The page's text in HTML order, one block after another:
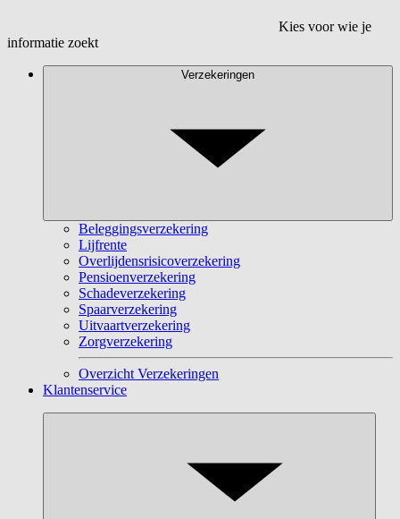
Kies voor wie je
informatie zoekt
Verzekeringen
Beleggingsverzekering
Lijfrente
Overlijdensrisicoverzekering
Pensioenverzekering
Schadeverzekering
Spaarverzekering
Uitvaartverzekering
Zorgverzekering
Overzicht Verzekeringen
Klantenservice